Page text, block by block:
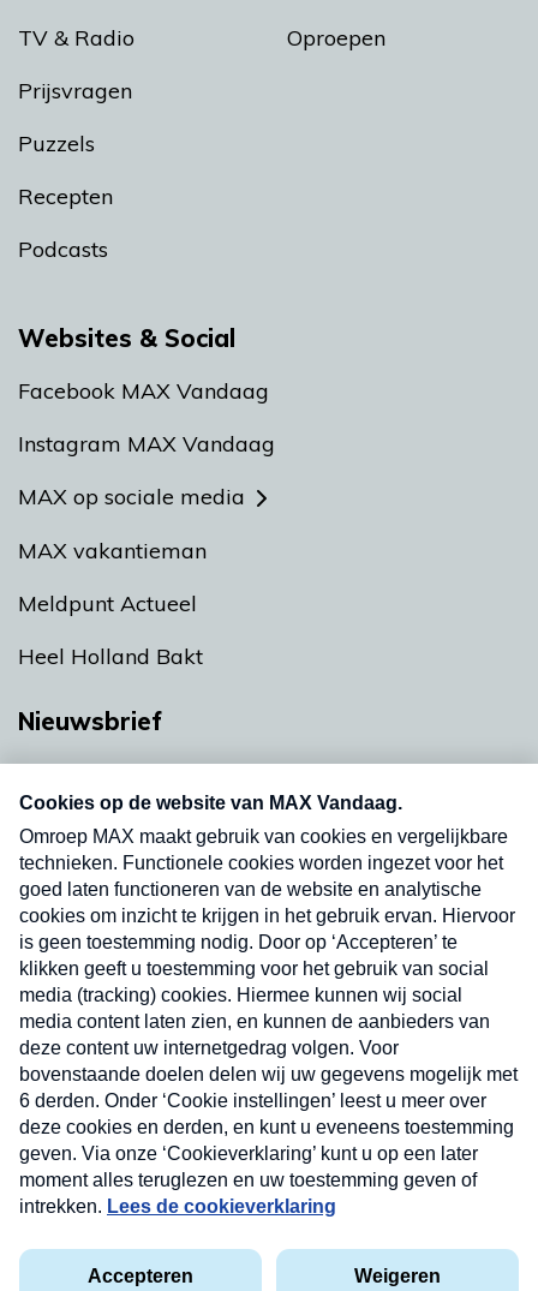
TV & Radio
Prijsvragen
Puzzels
Recepten
Podcasts
Oproepen
Websites & Social
Facebook MAX Vandaag
Instagram MAX Vandaag
MAX op sociale media
MAX vakantieman
Meldpunt Actueel
Heel Holland Bakt
Nieuwsbrief
nieuwsbrief. Elke vrijdag- en dinsdagochtend in
uw mailbox.
Verzend
Privacyverklaring
Cookieverklaring
Nieuwsbrief
Neem hier een gratis abonnement op onze
nieuwsbrief. Elke vrijdag- en dinsdagochtend in uw